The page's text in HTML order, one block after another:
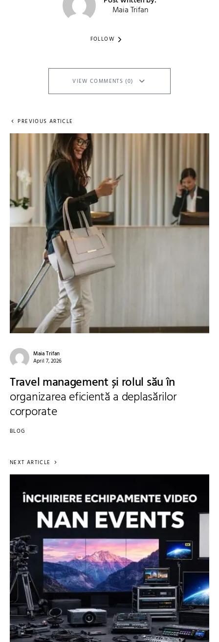
Maia Trifan
FOLLOW
VIEW COMMENTS (0)
PREVIOUS ARTICLE
Maia Trifan
April 7, 2026
Travel management și rolul său în
organizarea eficientă a deplasărilor
corporate
BLOG
NEXT ARTICLE